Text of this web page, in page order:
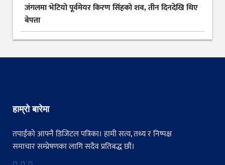
जंगलमा भेटियो पूर्वमेयर किरण सिंहको शव, तीन दिनदेखि थिए
बेपत्ता
हाम्रो बारेमा
तपाईंको आफ्नै डिजिटल पत्रिका। हामी सत्य, तथ्य र निष्पक्ष
समाचार सम्प्रेषणका लागि सदैव प्रतिबद्ध छौं।